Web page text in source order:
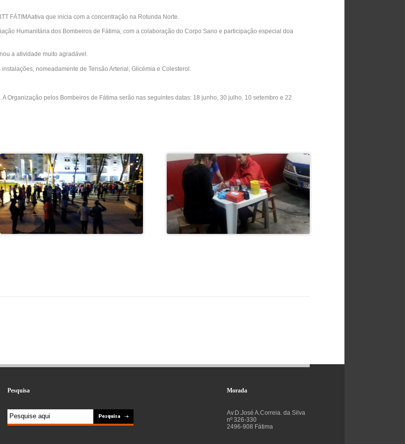
FÁTIMAativa que inicia com a concentração na Rotunda Norte.
Humanitária dos Bombeiros de Fátima, com a colaboração do Corpo Sano e participação especial doa
a atividade muito agradável.
nomeadamente de Tensão Arterial, Glicémia e Colesterol.
Organização pelos Bombeiros de Fátima serão nas seguintes datas: 18 junho, 30 julho, 10 setembro e 22
Pesquisa Morada
Av.D.José A.Correia. da Silva
nº 326-330
2496-908 Fátima